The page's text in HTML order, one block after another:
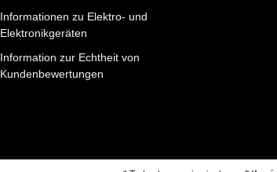
Informationen zu Elektro- und
Elektronikgeräten
Information zur Echtheit von
Kundenbewertungen